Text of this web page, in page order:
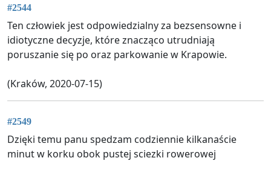
#2544
Ten człowiek jest odpowiedzialny za bezsensowne i
idiotyczne decyzje, które znacząco utrudniają
poruszanie się po oraz parkowanie w Krapowie.
(Kraków, 2020-07-15)
#2549
Dzięki temu panu spedzam codziennie kilkanaście
minut w korku obok pustej sciezki rowerowej